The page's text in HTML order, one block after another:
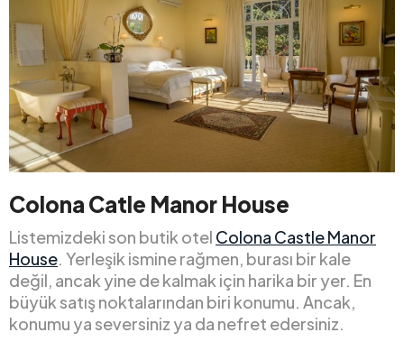
Colona Catle Manor House
Listemizdeki son butik otel Colona Castle Manor
House. Yerleşik ismine rağmen, burası bir kale
değil, ancak yine de kalmak için harika bir yer. En
büyük satış noktalarından biri konumu. Ancak,
konumu ya seversiniz ya da nefret edersiniz.